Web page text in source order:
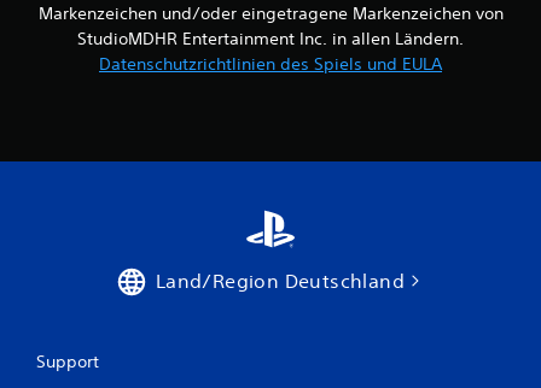
Markenzeichen und/oder eingetragene Markenzeichen von
StudioMDHR Entertainment Inc. in allen Ländern.
Datenschutzrichtlinien des Spiels und EULA
Land/Region Deutschland
Support